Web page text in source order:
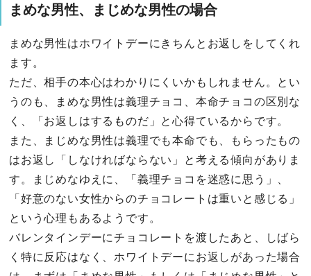
まめな男性、まじめな男性の場合
まめな男性はホワイトデーにきちんとお返しをしてくれ
ます。
ただ、相手の本心はわかりにくいかもしれません。とい
うのも、まめな男性は義理チョコ、本命チョコの区別な
く、「お返しはするものだ」と心得ているからです。
また、まじめな男性は義理でも本命でも、もらったもの
はお返し「しなければならない」と考える傾向がありま
す。まじめなゆえに、「義理チョコを迷惑に思う」、
「好意のない女性からのチョコレートは重いと感じる」
という心理もあるようです。
バレンタインデーにチョコレートを渡したあと、しばら
く特に反応はなく、ホワイトデーにお返しがあった場合